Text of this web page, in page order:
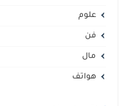
علوم
فن
مال
هواتف